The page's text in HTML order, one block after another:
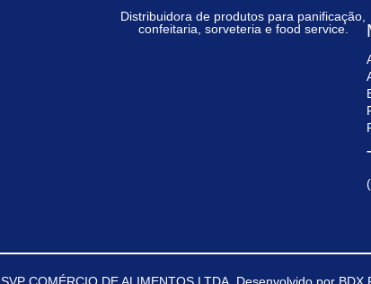
Distribuidora de produtos para panificação,
confeitaria, sorveteria e food service.